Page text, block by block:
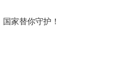
家替你守护！